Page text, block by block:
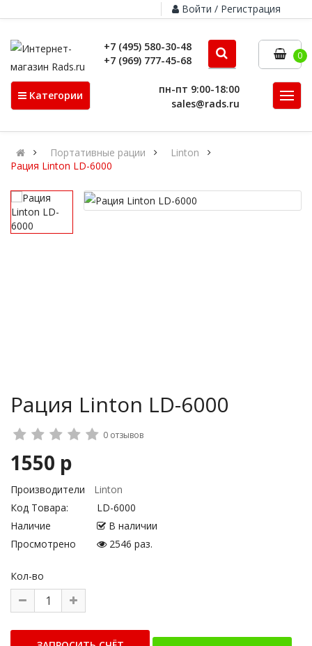
Войти / Регистрация
+7 (495) 580-30-48
+7 (969) 777-45-68
0
Категории
пн-пт 9:00-18:00
sales@rads.ru
Портативные рации
Linton
Рация Linton LD-6000
Рация Linton LD-6000
0 отзывов
1550 р
Производители
Linton
Код Товара:
LD-6000
Наличие
В наличии
Просмотрено
2546 раз.
Кол-во